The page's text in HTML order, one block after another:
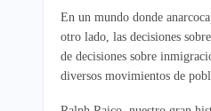
En un mundo donde
otro lado, las decisiones
de decisiones sobre
diversos movimientos de